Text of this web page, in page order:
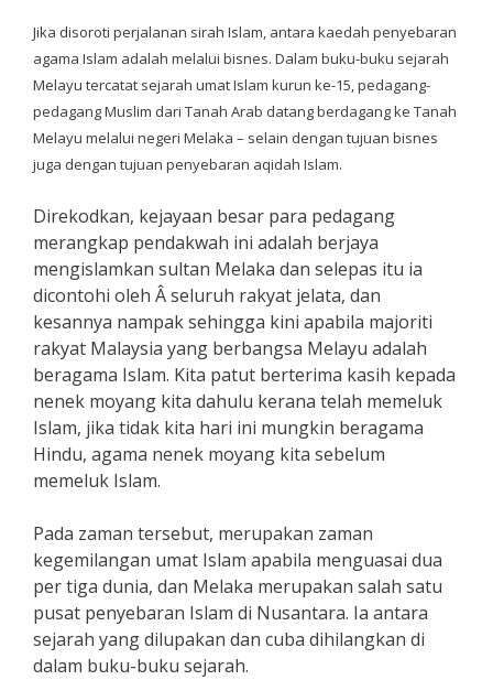
Jika disoroti perjalanan sirah Islam, antara kaedah penyebaran
agama Islam adalah melalui bisnes. Dalam buku-buku sejarah
Melayu tercatat sejarah umat Islam kurun ke-15, pedagang-
pedagang Muslim dari Tanah Arab datang berdagang ke Tanah
Melayu melalui negeri Melaka – selain dengan tujuan bisnes
juga dengan tujuan penyebaran aqidah Islam.
Direkodkan, kejayaan besar para pedagang
merangkap pendakwah ini adalah berjaya
mengislamkan sultan Melaka dan selepas itu ia
dicontohi oleh Â seluruh rakyat jelata, dan
kesannya nampak sehingga kini apabila majoriti
rakyat Malaysia yang berbangsa Melayu adalah
beragama Islam. Kita patut berterima kasih kepada
nenek moyang kita dahulu kerana telah memeluk
Islam, jika tidak kita hari ini mungkin beragama
Hindu, agama nenek moyang kita sebelum
memeluk Islam.
Pada zaman tersebut, merupakan zaman
kegemilangan umat Islam apabila menguasai dua
per tiga dunia, dan Melaka merupakan salah satu
pusat penyebaran Islam di Nusantara. Ia antara
sejarah yang dilupakan dan cuba dihilangkan di
dalam buku-buku sejarah.